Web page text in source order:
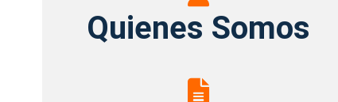
Somos
Quienes Somos
Documentos